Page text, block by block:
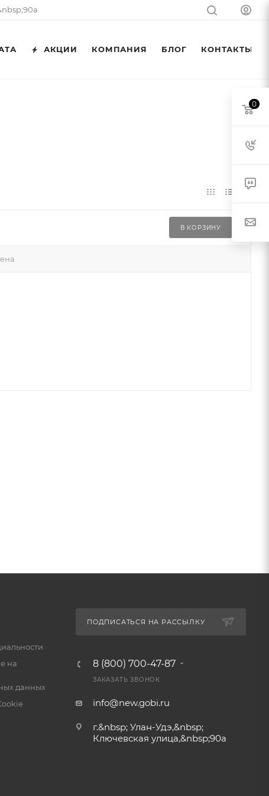
АКЦИИ КОМПАНИЯ БЛОГ КОНТАКТЫ
В КОРЗИНУ
на
данных
ПОДПИСАТЬСЯ НА РАССЫЛКУ
8 (800) 700-47-87
ЗАКАЗАТЬ ЗВОНОК
info@new.gobi.ru
г.&nbsp; Улан-Удэ,&nbsp;​
Ключевская улица,&nbsp;90а
0